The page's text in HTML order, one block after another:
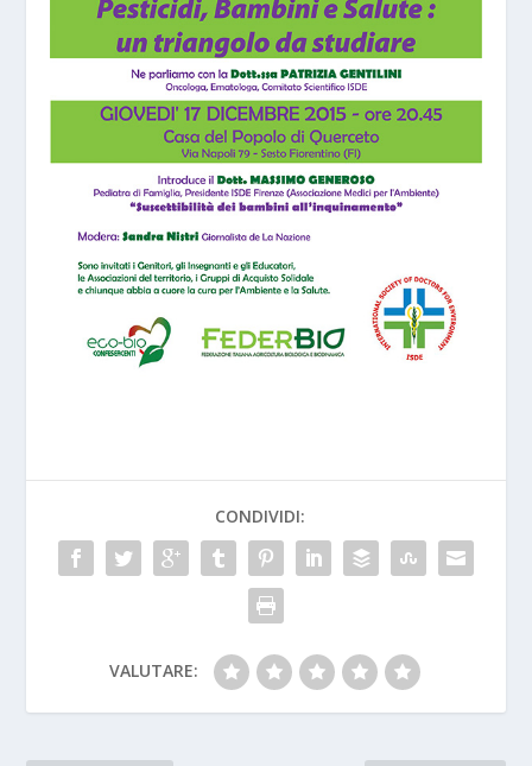
CONDIVIDI:
VALUTARE: